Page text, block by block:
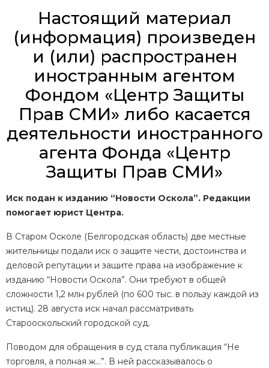
Настоящий материал
(информация) произведен
и (или) распространен
иностранным агентом
Фондом «Центр Защиты
Прав СМИ» либо касается
деятельности иностранного
агента Фонда «Центр
Защиты Прав СМИ»
Иск подан к изданию “Новости Оскола”. Редакции
помогает юрист Центра.
В Старом Осколе (Белгородская область) две местные
жительницы подали иск о защите чести, достоинства и
деловой репутации и защите права на изображение к
изданию “Новости Оскола”. Они требуют в общей
сложности 1,2 млн рублей (по 600 тыс. в пользу каждой из
истиц). 28 августа иск начал рассматривать
Старооскольский городской суд.
Поводом для обращения в суд стала публикация “Не
торговля, а полная ж…”. В ней рассказывалось о